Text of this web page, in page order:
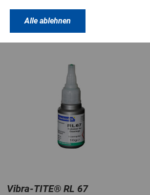
PRODUKTVARIANTEN
Vibra-TITE® RL 67
Alle ablehnen